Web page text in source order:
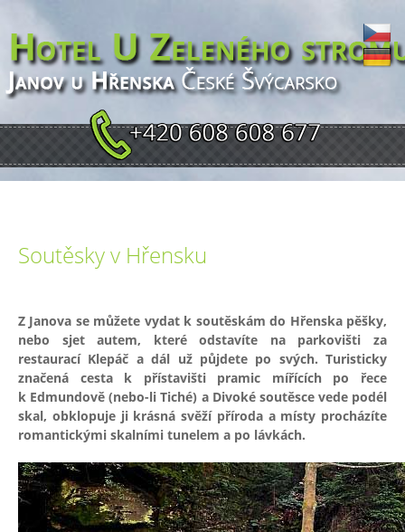
Soutěsky v Hřensku
Z Janova se můžete vydat k soutěskám do Hřenska pěšky,
nebo sjet autem, které odstavíte na parkovišti za
restaurací Klepáč a dál už půjdete po svých. Turisticky
značená cesta k přístavišti pramic mířících po řece
k Edmundově (nebo-li Tiché) a Divoké soutěsce vede podél
skal, obklopuje ji krásná svěží příroda a místy procházíte
romantickými skalními tunelem a po lávkách.